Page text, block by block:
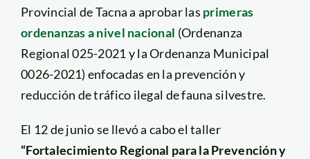
Provincial de Tacna a aprobar las primeras
ordenanzas a nivel nacional (Ordenanza
Regional 025-2021 y la Ordenanza Municipal
0026-2021) enfocadas en la prevención y
reducción de tráfico ilegal de fauna silvestre.
El 12 de junio se llevó a cabo el taller
“Fortalecimiento Regional para la Prevención y